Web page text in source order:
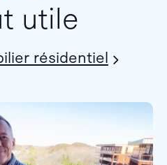
utile
résidentiel